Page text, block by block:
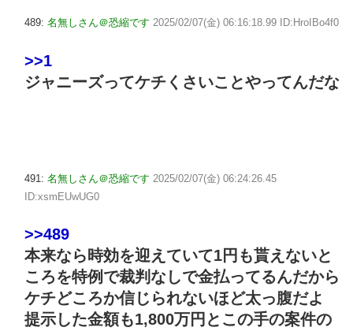
489: 名無しさん＠恐縮です 2025/02/07(金) 06:16:18.99 ID:HroIBo4f0
>>1
ジャニーズってケチくさいことやってんだな
491: 名無しさん＠恐縮です 2025/02/07(金) 06:24:26.45
ID:xsmEUwUG0
>>489
本来なら時効を迎えていて1円も貰えないと
ころを特例で裁判なしで金払ってるんだから
ケチどころか信じられないほど太っ腹だよ
提示した金額も1,800万円とこの手の案件の